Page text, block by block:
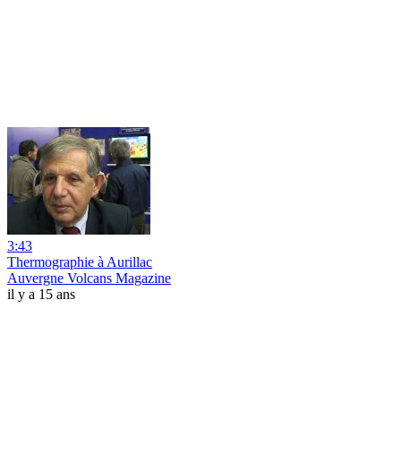
3:43
Thermographie à Aurillac
Auvergne Volcans Magazine
il y a 15 ans